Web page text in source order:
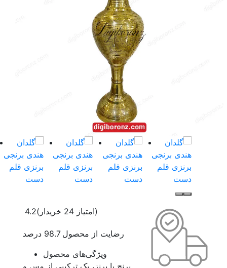
4.2 (امتیاز 24 خریدار)
رضایت از محصول 98.7 درصد
ویژگی‌های محصول
برنج یا برنز، یک ترکیبی از مس و